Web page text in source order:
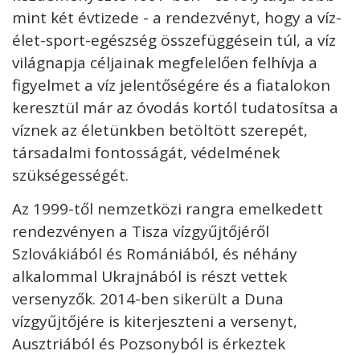
mint két évtizede - a rendezvényt, hogy a víz-
élet-sport-egészség összefüggésein túl, a víz
világnapja céljainak megfelelően felhívja a
figyelmet a víz jelentőségére és a fiatalokon
keresztül már az óvodás kortól tudatosítsa a
víznek az életünkben betöltött szerepét,
társadalmi fontosságát, védelmének
szükségességét.
Az 1999-től nemzetközi rangra emelkedett
rendezvényen a Tisza vízgyűjtőjéről
Szlovákiából és Romániából, és néhány
alkalommal Ukrajnából is részt vettek
versenyzők. 2014-ben sikerült a Duna
vízgyűjtőjére is kiterjeszteni a versenyt,
Ausztriából és Pozsonyból is érkeztek